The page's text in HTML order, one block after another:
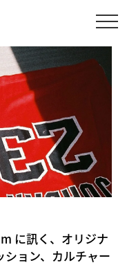
に訊く、オリジナ
ョン、カルチャー